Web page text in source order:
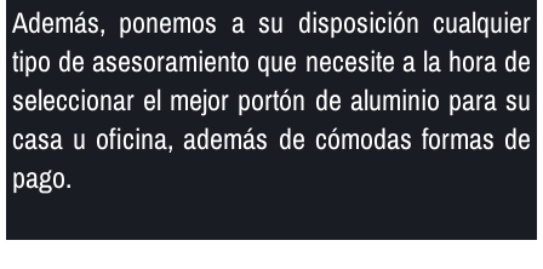
Además, ponemos a su disposición cualquier
tipo de asesoramiento que necesite a la hora de
seleccionar el mejor portón de aluminio para su
casa u oficina, además de cómodas formas de
pago.